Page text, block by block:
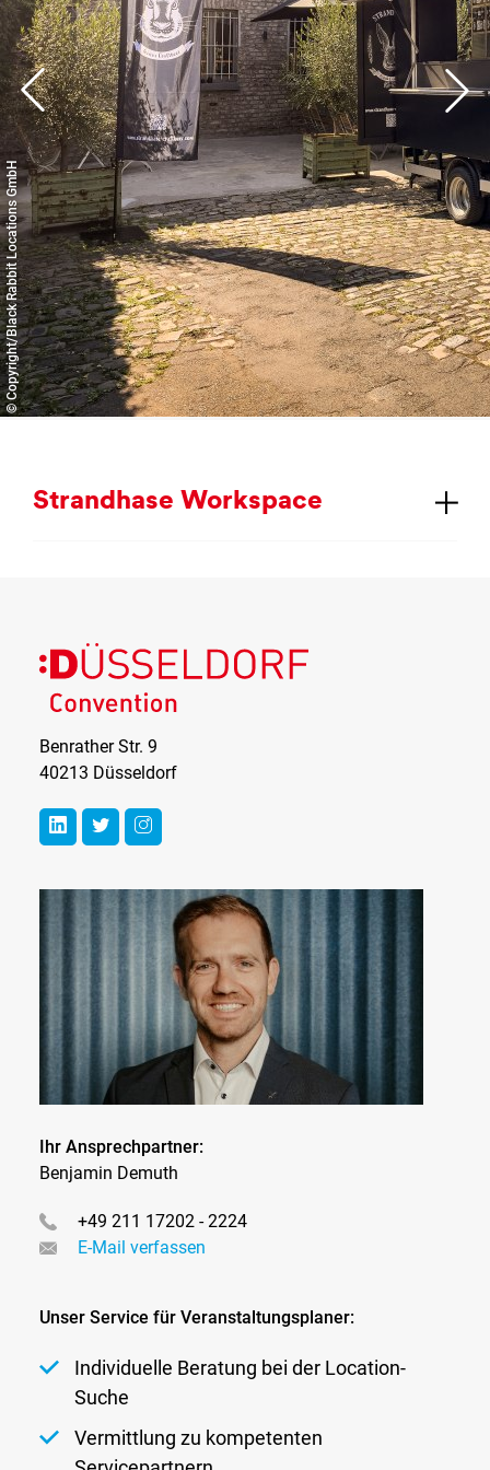
© Copyright/Black Rabbit Locations GmbH
Strand­ha­se Works­pace
Düsseldorf
Convention
Benrather Str. 9
40213 Düsseldorf
Ihr Ansprechpartner:
Benjamin Demuth
+49 211 17202 - 2224
E-Mail verfassen
Unser Service für Veranstaltungsplaner:
Individuelle Beratung bei der Location-
Suche
Vermittlung zu kompetenten